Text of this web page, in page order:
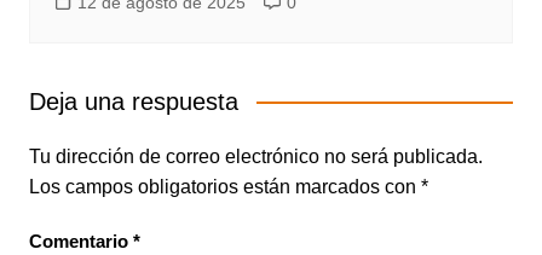
Deja una respuesta
Tu dirección de correo electrónico no será publicada.
Los campos obligatorios están marcados con *
Comentario *